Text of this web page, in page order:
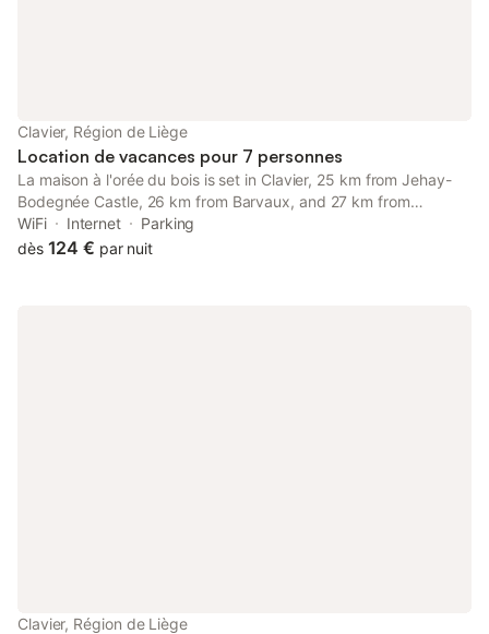
possibilités de randonnées à pied et à vélo pour explorer la
région.
Clavier, Région de Liège
Location de vacances pour 7 personnes
La maison à l'orée du bois is set in Clavier, 25 km from Jehay-
Bodegnée Castle, 26 km from Barvaux, and 27 km from
Labyrinths. It is situated 40 km from Congres Palace and
features free WiFi and free private parking.
WiFi Internet
Parking
dès 124 € par nuit
Clavier, Région de Liège